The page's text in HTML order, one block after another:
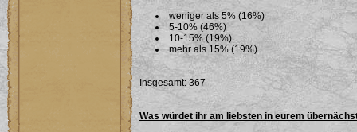
weniger als 5% (16%)
5-10% (46%)
10-15% (19%)
mehr als 15% (19%)
Insgesamt: 367
Was würdet ihr am liebsten in eurem